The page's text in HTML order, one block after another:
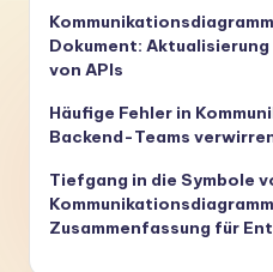
Dokument:
von APIs
Häufige Fehler in
Backend-Teams
Tiefgang in die Symbole
Zusammenfassung für